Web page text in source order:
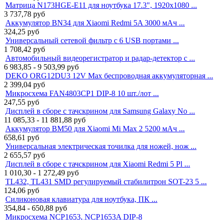
Матрица N173HGE-E11 для ноутбука 17.3", 1920x1080 ...
3 737,78 руб
Аккумулятор BN34 для Xiaomi Redmi 5A 3000 мАч ...
324,25 руб
Универсальный сетевой фильтр с 6 USB портами ...
1 708,42 руб
Автомобильный видеорегистратор и радар-детектор с ...
6 983,85 - 9 503,99 руб
DEKO ORG12DU3 12V Max беспроводная аккумуляторная ...
2 399,04 руб
Микросхема FAN4803CP1 DIP-8 10 шт./лот ...
247,55 руб
Дисплей в сборе с тачскрином для Samsung Galaxy No ...
11 085,33 - 11 881,88 руб
Аккумулятор BM50 для Xiaomi Mi Max 2 5200 мАч ...
658,61 руб
Универсальная электрическая точилка для ножей, нож ...
2 655,57 руб
Дисплей в сборе с тачскрином для Xiaomi Redmi 5 Pl ...
1 010,30 - 1 272,49 руб
TL432, TL431 SMD регулируемый стабилитрон SOT-23 5 ...
124,06 руб
Силиконовая клавиатура для ноутбука, ПК ...
354,84 - 650,88 руб
Микросхема NCP1653, NCP1653A DIP-8